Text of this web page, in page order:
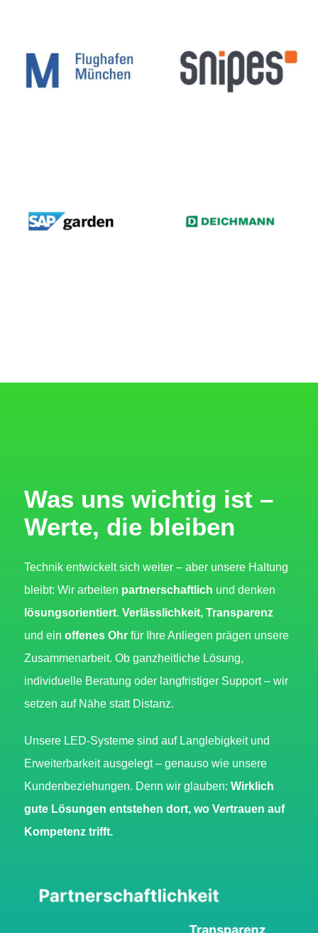
Was uns wichtig ist –
Werte, die bleiben
Technik entwickelt sich weiter – aber unsere Haltung
bleibt: Wir arbeiten partnerschaftlich und denken
lösungsorientiert. Verlässlichkeit, Transparenz
und ein offenes Ohr für Ihre Anliegen prägen unsere
Zusammenarbeit. Ob ganzheitliche Lösung,
individuelle Beratung oder langfristiger Support – wir
setzen auf Nähe statt Distanz.
Unsere LED-Systeme sind auf Langlebigkeit und
Erweiterbarkeit ausgelegt – genauso wie unsere
Kundenbeziehungen. Denn wir glauben: Wirklich
gute Lösungen entstehen dort, wo Vertrauen auf
Kompetenz trifft.